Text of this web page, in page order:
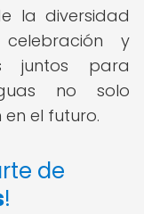
la diversidad
y
juntos para
no solo
el futuro.
de
!